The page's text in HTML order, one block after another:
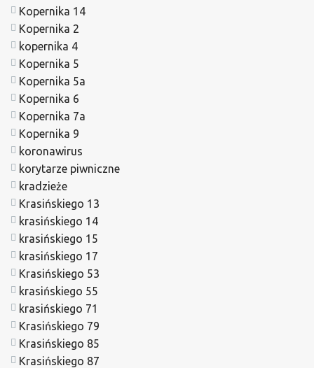
Kopernika 14
Kopernika 2
kopernika 4
Kopernika 5
Kopernika 5a
Kopernika 6
Kopernika 7a
Kopernika 9
koronawirus
korytarze piwniczne
kradzieże
Krasińskiego 13
krasińskiego 14
krasińskiego 15
krasińskiego 17
Krasińskiego 53
krasińskiego 55
krasińskiego 71
Krasińskiego 79
Krasińskiego 85
Krasińskiego 87